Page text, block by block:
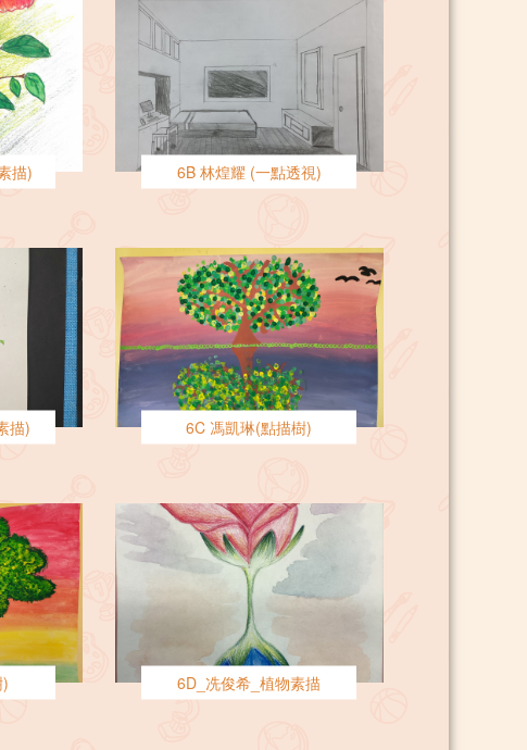
描) 6B 林煌耀 (一點透視)
描) 6C 馮凱琳(點描樹)
6D_冼俊希_植物素描